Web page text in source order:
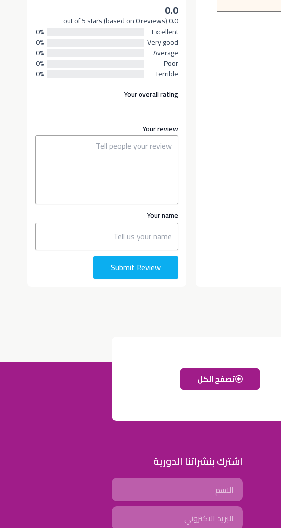
0.0
0.0 out of 5 stars (based on 0 reviews)
Excellent
0%
Very good
0%
Average
0%
Poor
0%
Terrible
0%
Your overall rating
Your review
Your name
Submit Review
تصفح الكل
اشترك بنشراتنا الدورية
Name
Email جروب فيسبوك